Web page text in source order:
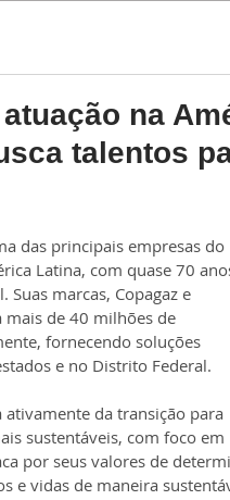
na
talentos
das principais empresas do
Latina, com quase 70
Suas marcas, Copagaz e
mais de 40 milhões de
fornecendo soluções
e no Distrito Federal.
da transição para
sustentáveis, com foco em
por seus valores de
e vidas de maneira